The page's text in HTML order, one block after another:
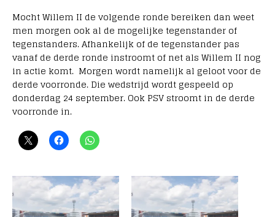
Mocht Willem II de volgende ronde bereiken dan weet
men morgen ook al de mogelijke tegenstander of
tegenstanders. Afhankelijk of de tegenstander pas
vanaf de derde ronde instroomt of net als Willem II nog
in actie komt. Morgen wordt namelijk al geloot voor de
derde voorronde. Die wedstrijd wordt gespeeld op
donderdag 24 september. Ook PSV stroomt in de derde
voorronde in.